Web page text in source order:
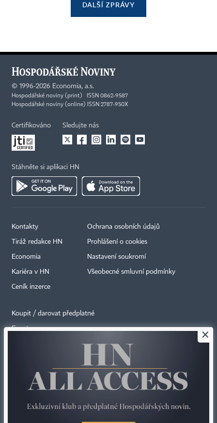
DALŠÍ ZPRÁVY
© 1996-2026 Economia, a.s.
Hospodářské noviny (print) ISSN 0862-9587
Hospodářské noviny (online) ISSN 2787-950X
Certifikováno Sledujte nás
Stáhněte si aplikaci HN
Kontakty
Tiráž redakce HN
Economia
Kariéra v HN
Ceník inzerce
Ochrana osobních údajů
Prohlášení o cookies
Nastavení soukromí
Všeobecné smluvní podmínky
Koupit / darovat předplatné
Eventy
zakázáno jakékoli užití částí nebo celku díla, zejména rozmnožování a šíření
jakýmkoli způsobem, mechanickým nebo elektronickým, v českém nebo
jiném jazyce. Bez souhlasu vydavatele je zakázáno též rozmnožování
×